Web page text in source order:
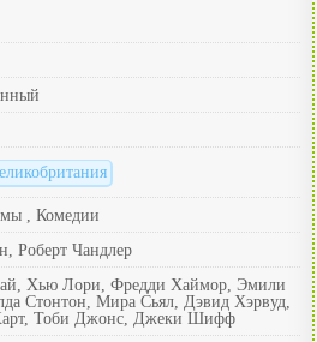
, Комедии
Роберт Чандлер
Хью Лори, Фредди Хаймор, Эмили
Стонтон, Мира Сьял, Дэвид Хэрвуд,
Тоби Джонс, Джеки Шифф